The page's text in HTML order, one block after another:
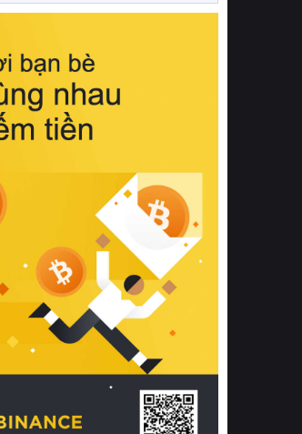
này, bạn sẽ cảm nhận rõ rệt sự khác
hồi chuẩn xác của phần đệm nâng đỡ
cột sống.
Bên cạnh đó, việc lựa chọn các dòng
sản phẩm đạt chuẩn chất lượng quốc
tế còn giúp ngăn ngừa tình trạng kích
khuẩn và nấm mốc trong điều kiện
thời tiết nóng ẩm. Bạn có thể tìm hiểu
thêm các nghiên cứu khoa học về tác
động của giấc ngủ và môi trường
phòng ngủ đối với sức khỏe con
người tại Sleep Foundation (External
Link) để có cái nhìn toàn diện hơn.
2. Các tiêu chí vàng khi lựa chọn
chăn ga gối đệm cao cấp cho phòng
ngủ
Để sở hữu một bộ chăn ga gối đệm
cao cấp hoàn hảo cả về thẩm mỹ lẫn
công năng, người tiêu dùng cần cân
nhắc kỹ lưỡng các tiêu chí quan trọng